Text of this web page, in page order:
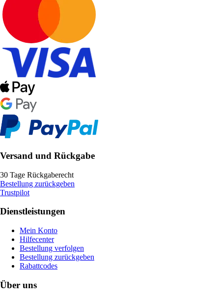
Versand und Rückgabe
30 Tage Rückgaberecht
Bestellung zurückgeben
Trustpilot
Dienstleistungen
Mein Konto
Hilfecenter
Bestellung verfolgen
Bestellung zurückgeben
Rabattcodes
Über uns